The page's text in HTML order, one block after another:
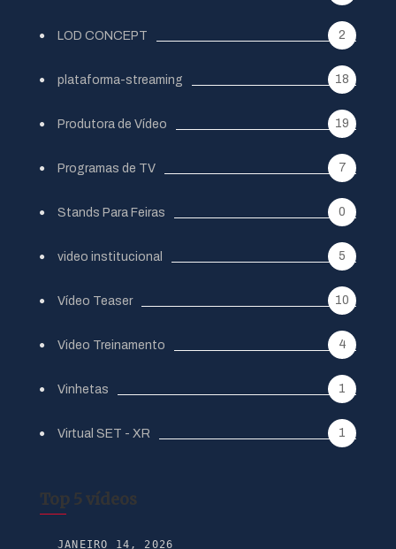
LOD CONCEPT 2
plataforma-streaming 18
Produtora de Vídeo 19
Programas de TV 7
Stands Para Feiras 0
video institucional 5
Vídeo Teaser 10
Video Treinamento 4
Vinhetas 1
Virtual SET - XR 1
Top 5 vídeos
JANEIRO 14, 2026